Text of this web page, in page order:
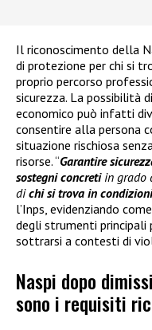
Il riconoscimento della
di protezione per chi si
proprio percorso
sicurezza. La possibilità
economico può infatti
consentire alla persona
situazione rischiosa
risorse. “Garantire
sostegni concretiin grado
dichi si trova in
l’Inps, evidenziando
degli strumenti
sottrarsi a contesti di
Naspi dopo
sono i requisiti